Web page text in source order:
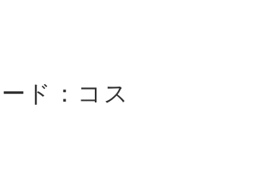
ド：コス